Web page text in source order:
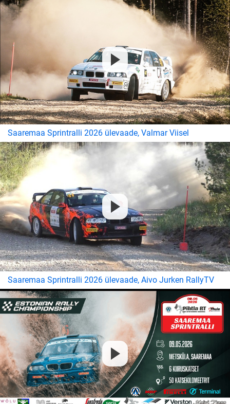
Saaremaa Sprintralli 2026 ülevaade, Valmar Viisel
Saaremaa Sprintralli 2026 ülevaade, Aivo Jurken RallyTV